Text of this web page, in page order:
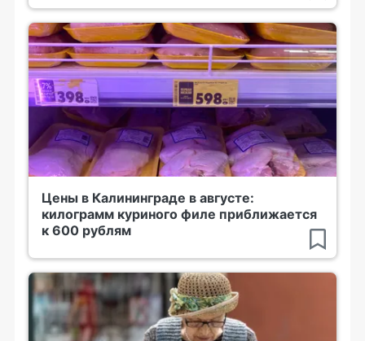
Цены в Калининграде в августе:
килограмм куриного филе приближается
к 600 рублям